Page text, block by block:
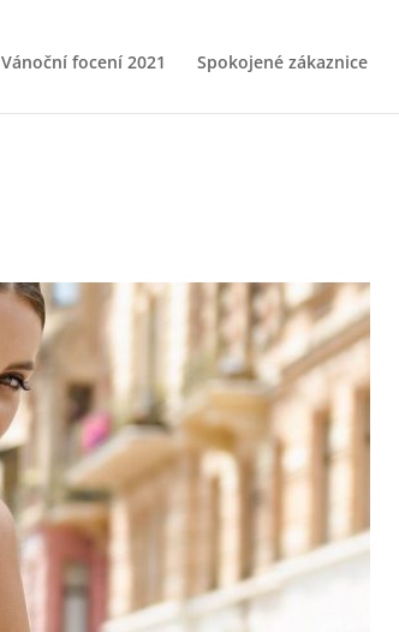
Vánoční focení 2021 Spokojené zákaznice